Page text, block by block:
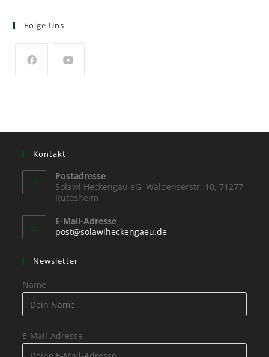
Folge Uns
Kontakt
Postadresse
Solawi Heckengäu eG, Waldenserstr. 10, 71277
Rutesheim
E-Mail-Adresse
post@solawiheckengaeu.de
Newsletter
Name
E-Mail-Adresse